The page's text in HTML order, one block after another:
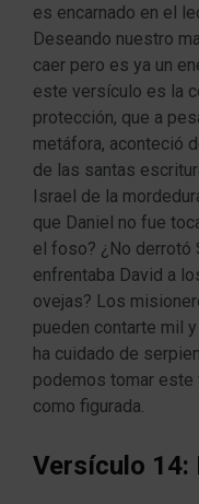
es encarnado en el
Deseando nuestro
caer pero es ya un
este versículo es la
protección, que a
metáfora, aconteció
de las santas
Israel de la
que Daniel no fue
el foso? ¿No derrotó
enfrentaba David a
ovejas? Los
pueden contarte mil
ha cuidado de
podemos tomar este
como figurada.
Versículo 14: